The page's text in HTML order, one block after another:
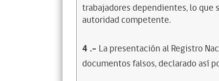
trabajadores dependientes, lo
autoridad competente.
4 .- La presentación al Registro
documentos falsos, declarado así